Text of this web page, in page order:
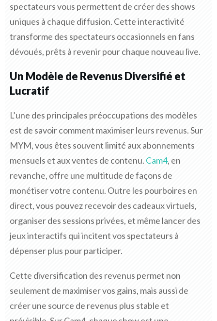
spectateurs vous permettent de créer des shows
uniques à chaque diffusion. Cette interactivité
transforme des spectateurs occasionnels en fans
dévoués, prêts à revenir pour chaque nouveau live.
Un Modèle de Revenus Diversifié et
Lucratif
L’une des principales préoccupations des modèles
est de savoir comment maximiser leurs revenus. Sur
MYM, vous êtes souvent limité aux abonnements
mensuels et aux ventes de contenu. Cam4, en
revanche, offre une multitude de façons de
monétiser votre contenu. Outre les pourboires en
direct, vous pouvez recevoir des cadeaux virtuels,
organiser des sessions privées, et même lancer des
jeux interactifs qui incitent vos spectateurs à
dépenser plus pour participer.
Cette diversification des revenus permet non
seulement de maximiser vos gains, mais aussi de
créer une source de revenus plus stable et